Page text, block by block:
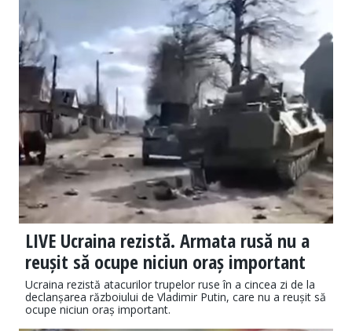
LIVE Ucraina rezistă. Armata rusă nu a
reușit să ocupe niciun oraș important
Ucraina rezistă atacurilor trupelor ruse în a cincea zi de la
declanșarea războiului de Vladimir Putin, care nu a reușit să
ocupe niciun oraș important.